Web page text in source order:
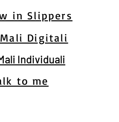
in Slippers
Digitali
Individuali
to me